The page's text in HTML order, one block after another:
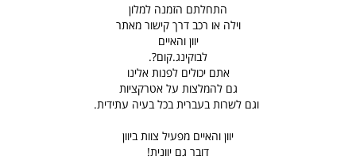
התחלתם הזמנה למלון
וילה או רכב דרך קישור מאתר
יוון והאיים
לבוקינג.קום?.
אתם יכולים לפנות אלינו
גם להמלצות על אטרקציות
וגם לשרות בעברית בכל בעיה עתידית.
יוון והאיים מפעיל צוות ביוון
דובר גם יוונית!